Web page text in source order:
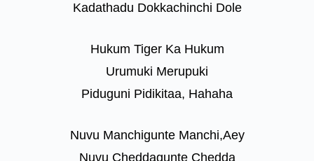
Kadathadu Dokkachinchi Dole
Hukum Tiger Ka Hukum
Urumuki Merupuki
Piduguni Pidikitaa, Hahaha
Nuvu Manchigunte Manchi,Aey
Nuvu Cheddagunte Chedda